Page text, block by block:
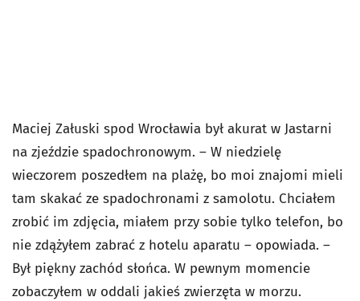
Maciej Załuski spod Wrocławia był akurat w Jastarni
na zjeździe spadochronowym. – W niedzielę
wieczorem poszedłem na plażę, bo moi znajomi mieli
tam skakać ze spadochronami z samolotu. Chciałem
zrobić im zdjęcia, miałem przy sobie tylko telefon, bo
nie zdążyłem zabrać z hotelu aparatu – opowiada. –
Był piękny zachód słońca. W pewnym momencie
zobaczyłem w oddali jakieś zwierzęta w morzu.